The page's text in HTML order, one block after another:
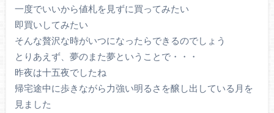
一度でいいから値札を見ずに買ってみたい
即買いしてみたい
そんな贅沢な時がいつになったらできるのでしょう
とりあえず、夢のまた夢ということで・・・
昨夜は十五夜でしたね
帰宅途中に歩きながら力強い明るさを醸し出している月を
見ました